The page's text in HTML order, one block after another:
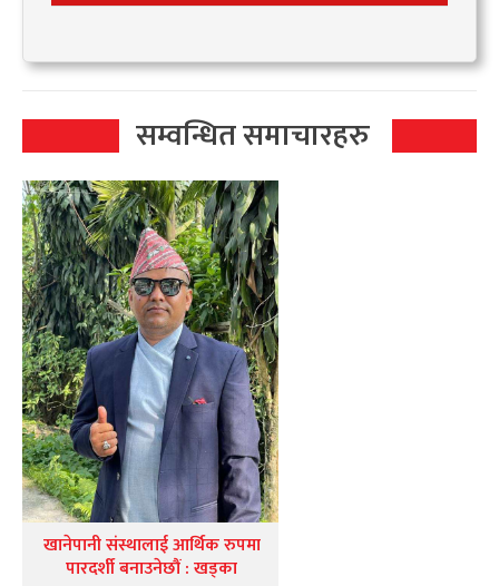
सम्वन्धित समाचारहरु
खानेपानी संस्थालाई आर्थिक रुपमा
पारदर्शी बनाउनेछौं : खड्का